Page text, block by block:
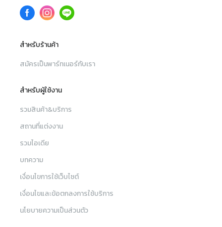
สำหรับร้านค้า
สมัครเป็นพาร์ทเนอร์กับเรา
สำหรับผู้ใช้งาน
รวมสินค้า&บริการ
สถานที่แต่งงาน
รวมไอเดีย
บทความ
เงื่อนไขการใช้เว็บไซต์
เงื่อนไขและข้อตกลงการใช้บริการ
นโยบายความเป็นส่วนตัว